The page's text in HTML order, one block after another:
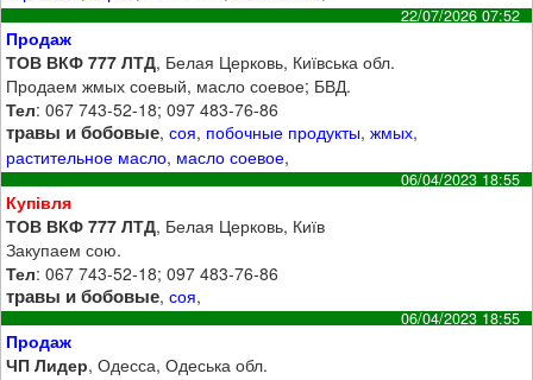
22/07/2026 07:52
Продаж
ТОВ ВКФ 777 ЛТД, Белая Церковь, Київська обл.
Продаем жмых соевый, масло соевое; БВД.
Тел: 067 743-52-18; 097 483-76-86
травы и бобовые,соя, побочные продукты,жмых,
растительное масло, масло соевое,
06/04/2023 18:55
Купівля
ТОВ ВКФ 777 ЛТД, Белая Церковь, Київ
Закупаем сою.
Тел: 067 743-52-18; 097 483-76-86
травы и бобовые,соя,
06/04/2023 18:55
Продаж
ЧП Лидер, Одесса, Одеська обл.